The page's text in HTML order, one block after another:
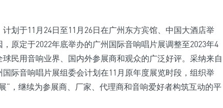
划于11月24日至11月26日在广州东方宾馆、中国大酒店举
原定于2022年底举办的广州国际音响唱片展调整至2023年4
民用音响业界、国内外参展商和观众的广泛好评。采纳来自
际音响唱片展组委会计划在11月原年度展览时段，组织举
”，继续为参展商、厂家、代理商和音响爱好者构筑互动的平